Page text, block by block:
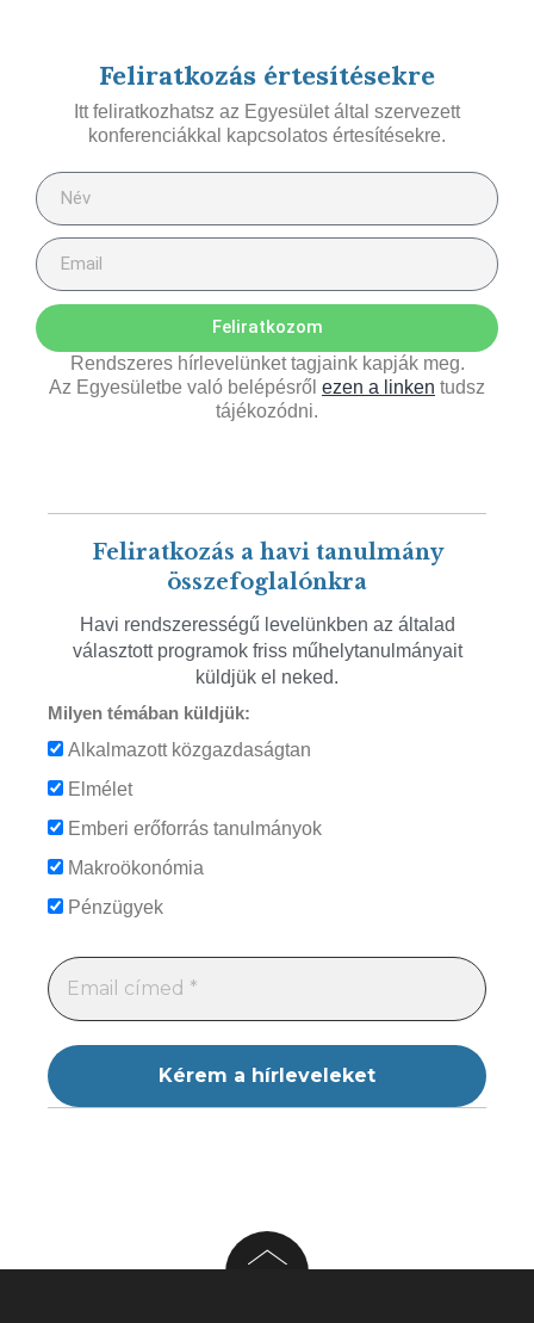
Feliratkozás értesítésekre
Itt feliratkozhatsz az Egyesület által szervezett
konferenciákkal kapcsolatos értesítésekre.
Feliratkozom
Rendszeres hírlevelünket tagjaink kapják meg.
Az Egyesületbe való belépésről ezen a linken tudsz
tájékozódni.
Feliratkozás a havi tanulmány
összefoglalónkra
Havi rendszerességű levelünkben az általad
választott programok friss műhelytanulmányait
küldjük el neked.
Milyen témában küldjük:
Alkalmazott közgazdaságtan
Elmélet
Emberi erőforrás tanulmányok
Makroökonómia
Pénzügyek